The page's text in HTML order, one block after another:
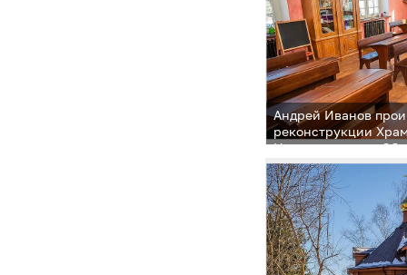
Андрей Иванов
реконструкции
Нерукотворного